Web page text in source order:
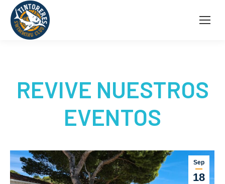
REVIVE NUESTROS
EVENTOS
Sep
18